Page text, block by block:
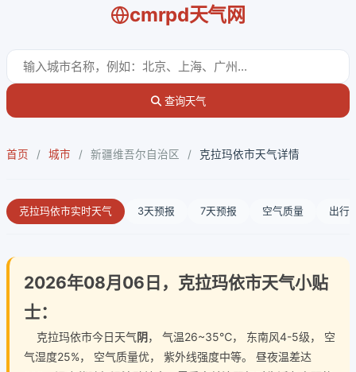
cmrpd天气网
查询天气
首页 / 城市 / 新疆维吾尔自治区 / 克拉玛依市天气详情
克拉玛依市实时天气 3天预报 7天预报 空气质量 出行
2026年08月06日，克拉玛依市天气小贴
士：
克拉玛依市今日天气阴， 气温26~35℃， 东南风4-5级， 空
气湿度25%， 空气质量优， 紫外线强度中等。 昼夜温差达